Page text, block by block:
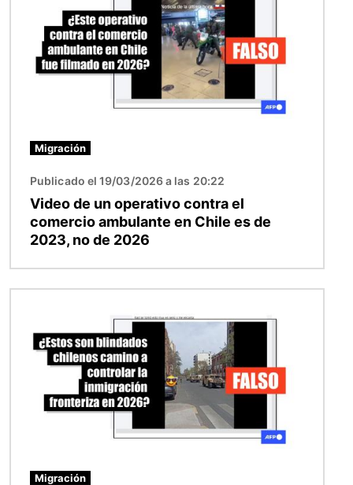
Migración
Publicado el 19/03/2026 a las 20:22
Video de un operativo contra el
comercio ambulante en Chile es de
2023, no de 2026
Migración